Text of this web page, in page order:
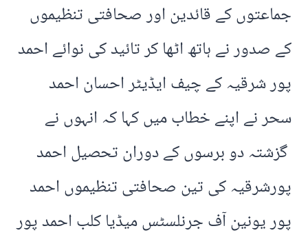
جماعتوں کے قائدین اور صحافتی تنظیموں
کے صدور نے ہاتھ اٹھا کر تائید کی نوائے احمد
پور شرقیہ کے چیف ایڈیٹر احسان احمد
سحر نے اپنے خطاب میں کہا کہ انہوں نے
گزشتہ دو برسوں کے دوران تحصیل احمد
پورشرقیہ کی تین صحافتی تنظیموں احمد
پور یونین آف جرنلسٹس میڈیا کلب احمد پور